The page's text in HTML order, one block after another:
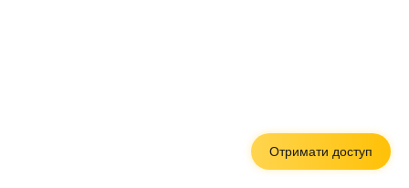
Отримати доступ